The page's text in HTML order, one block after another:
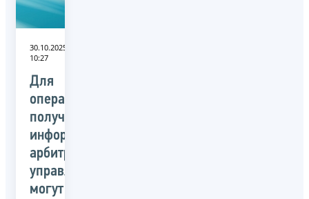
30.10.2025
10:27
Для
оперативного
получения
информации
арбитражные
управляющие
могут